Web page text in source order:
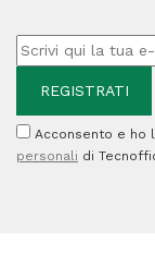
Acconsento e ho
personali di